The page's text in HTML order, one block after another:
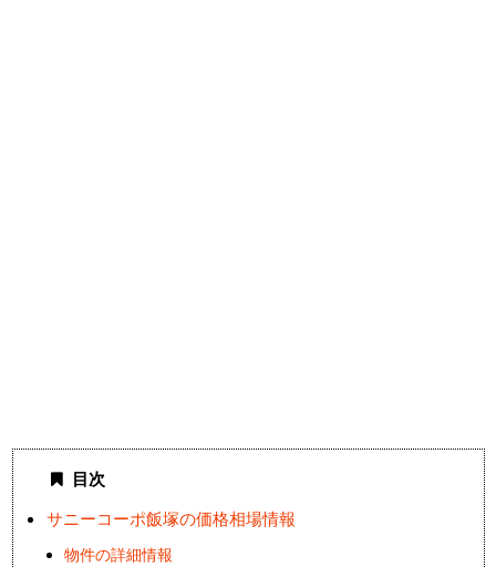
目次
サニーコーポ飯塚の価格相場情報
物件の詳細情報